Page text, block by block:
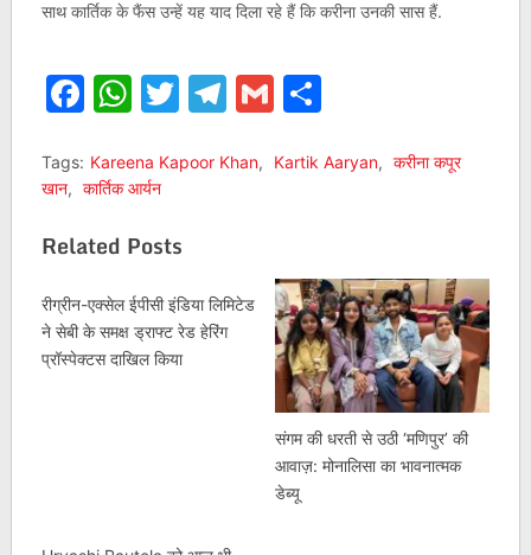
साथ कार्तिक के फैंस उन्हें यह याद दिला रहे हैं कि करीना उनकी सास हैं.
Facebook
WhatsApp
Twitter
Telegram
GmailShare
Tags: Kareena Kapoor Khan, Kartik Aaryan, करीना कपूर
खान, कार्तिक आर्यन
Related Posts
रीग्रीन-एक्सेल ईपीसी इंडिया लिमिटेड
ने सेबी के समक्ष ड्राफ्ट रेड हेरिंग
प्रॉस्पेक्टस दाखिल किया
संगम की धरती से उठी ‘मणिपुर’ की
आवाज़: मोनालिसा का भावनात्मक
डेब्यू